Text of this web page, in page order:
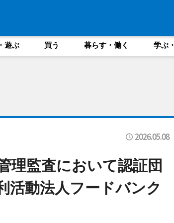
遊ぶ 買う 暮らす・働く 学ぶ
2026.05.08
理監査において認証団
活動法人フードバンク